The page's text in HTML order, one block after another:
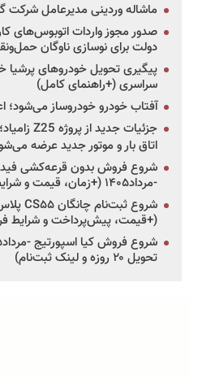
ماشاله وردینی مدیرعامل شرکت
دولت برای نوسازی ناوگان
پیگیری تحویل خودروهای پرشیا
سراسری (+راهنمای کامل)
آفتاب خودرو خودروساز می‌شود؛
اتاق بار و موتور جدید عرضه
-مرداد۱۴۰۵ (+زمان، قیمت و شرایط فروش)
(+قیمت، پیش‌پرداخت و شرایط
تحویل ۲۰ روزه و لینک ثبت‌نام)